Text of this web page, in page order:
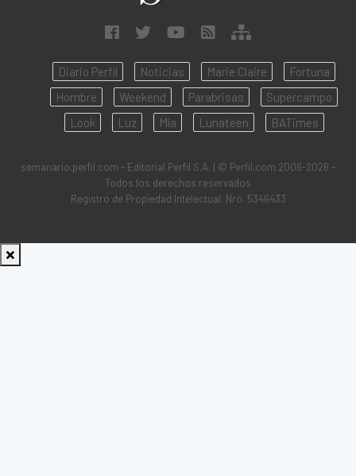
Diario Perfil Noticias Marie Claire
Fortuna
Hombre
Weekend Parabrisas
Supercampo
Look
Luz Mía Lunateen BATimes
semanario.perfil.com - Editorial Perfil S.A. | © Perfil.com 2006-2026 -
Todos los derechos reservados
Registro de Propiedad Intelectual: Nro. 5346433